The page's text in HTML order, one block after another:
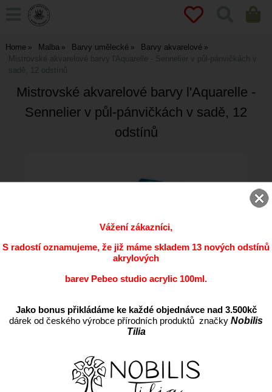
Home Malba Barvy umělecké
Barvy akvarelové
Mistrovské akvarelové barvy l'Aquarelle - Sennelier v půl-pánvičkách v
sadě, 12 odstínů
Mistrovské akvarelové barvy l'Aquarelle -
Sennelier v půl-pánvičkách v sadě, 12
odstínů
Vážení zákazníci,
S radostí oznamujeme, že již máme skladem 13 nových odstínů
akrylových
barev Pebeo studio acrylic 100ml.
Jako bonus přikládáme ke každé objednávce nad 3.500kč
dárek od českého výrobce přírodních produktů značky Nobilis
Tilia